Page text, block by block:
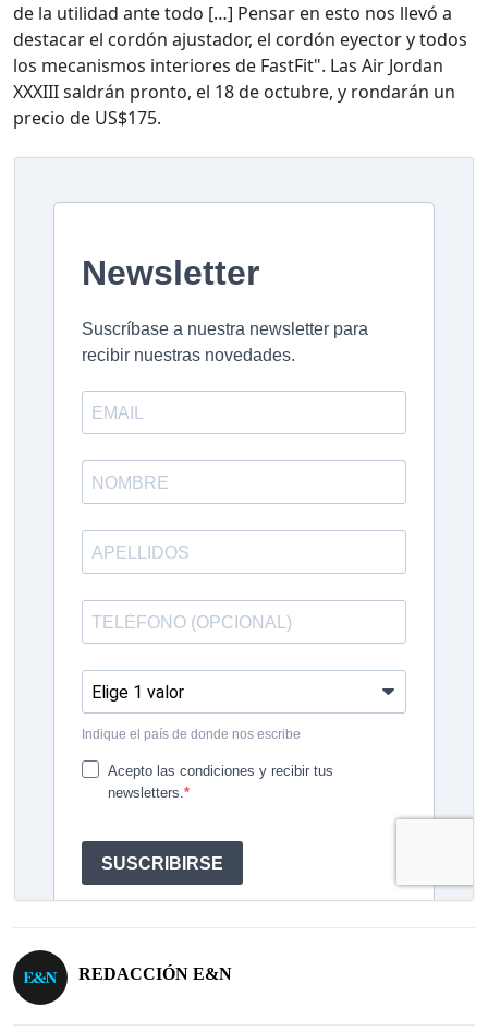
de la utilidad ante todo […] Pensar en esto nos llevó a
destacar el cordón ajustador, el cordón eyector y todos
los mecanismos interiores de FastFit". Las Air Jordan
XXXIII saldrán pronto, el 18 de octubre, y rondarán un
precio de US$175.
REDACCIÓN E&N